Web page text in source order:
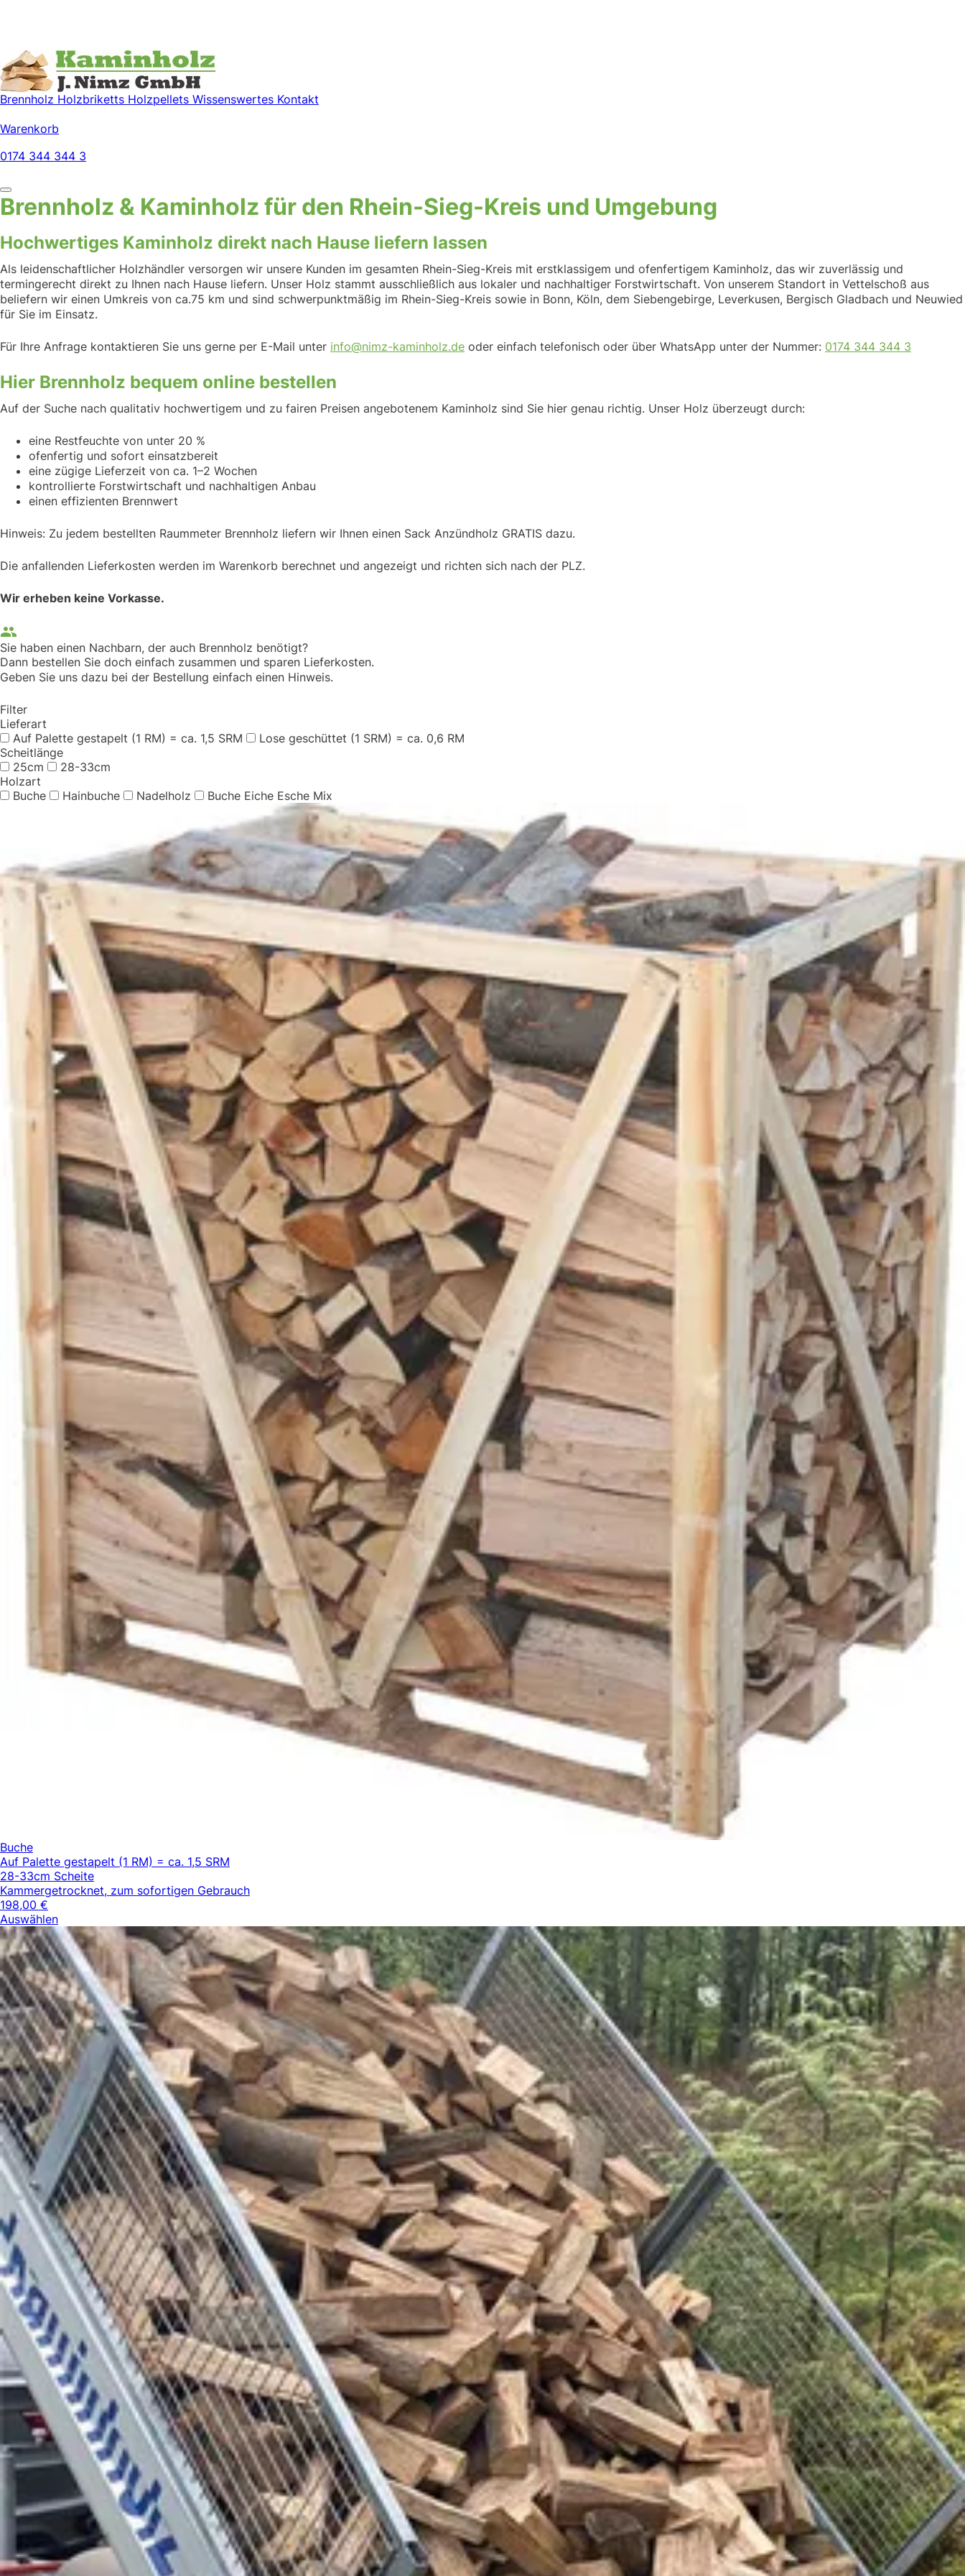
Brennholz Holzbriketts Holzpellets Wissenswertes Kontakt
Warenkorb
0174 344 344 3
Brennholz & Kaminholz für den Rhein-Sieg-Kreis und Umgebung
Hochwertiges Kaminholz direkt nach Hause liefern lassen
Als leidenschaftlicher Holzhändler versorgen wir unsere Kunden im gesamten Rhein-Sieg-Kreis mit erstklassigem und ofenfertigem Kaminholz, das wir zuverlässig und
termingerecht direkt zu Ihnen nach Hause liefern. Unser Holz stammt ausschließlich aus lokaler und nachhaltiger Forstwirtschaft. Von unserem Standort in Vettelschoß aus
beliefern wir einen Umkreis von ca.75 km und sind schwerpunktmäßig im Rhein-Sieg-Kreis sowie in Bonn, Köln, dem Siebengebirge, Leverkusen, Bergisch Gladbach und Neuwied
für Sie im Einsatz.
Für Ihre Anfrage kontaktieren Sie uns gerne per E-Mail unter info@nimz-kaminholz.de oder einfach telefonisch oder über WhatsApp unter der Nummer: 0174 344 344 3
Hier Brennholz bequem online bestellen
Auf der Suche nach qualitativ hochwertigem und zu fairen Preisen angebotenem Kaminholz sind Sie hier genau richtig. Unser Holz überzeugt durch:
eine Restfeuchte von unter 20 %
ofenfertig und sofort einsatzbereit
eine zügige Lieferzeit von ca. 1–2 Wochen
kontrollierte Forstwirtschaft und nachhaltigen Anbau
einen effizienten Brennwert
Hinweis: Zu jedem bestellten Raummeter Brennholz liefern wir Ihnen einen Sack Anzündholz GRATIS dazu.
Die anfallenden Lieferkosten werden im Warenkorb berechnet und angezeigt und richten sich nach der PLZ.
Wir erheben keine Vorkasse.
Sie haben einen Nachbarn, der auch Brennholz benötigt?
Dann bestellen Sie doch einfach zusammen und sparen Lieferkosten.
Geben Sie uns dazu bei der Bestellung einfach einen Hinweis.
Filter
Lieferart
Auf Palette gestapelt (1 RM) = ca. 1,5 SRM
Lose geschüttet (1 SRM) = ca. 0,6 RM
Scheitlänge
25cm
28-33cm
Holzart
Buche
Hainbuche Nadelholz Buche Eiche Esche Mix
Buche
Auf Palette gestapelt (1 RM) = ca. 1,5 SRM
28-33cm Scheite
Kammergetrocknet, zum sofortigen Gebrauch
198,00 €
Auswählen